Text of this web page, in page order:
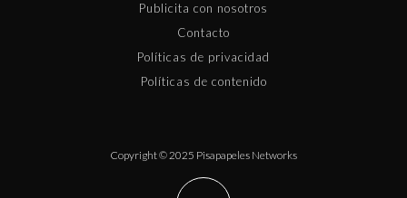
Publicita con nosotros
Contacto
Políticas de privacidad
Políticas de contenido
Copyright © 2025 Pisapapeles Networks